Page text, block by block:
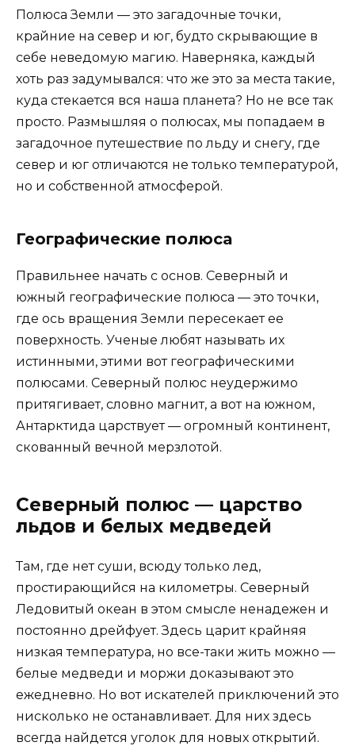
Полюса Земли — это загадочные точки,
крайние на север и юг, будто скрывающие в
себе неведомую магию. Наверняка, каждый
хоть раз задумывался: что же это за места такие,
куда стекается вся наша планета? Но не все так
просто. Размышляя о полюсах, мы попадаем в
загадочное путешествие по льду и снегу, где
север и юг отличаются не только температурой,
но и собственной атмосферой.
Географические полюса
Правильнее начать с основ. Северный и
южный географические полюса — это точки,
где ось вращения Земли пересекает ее
поверхность. Ученые любят называть их
истинными, этими вот географическими
полюсами. Северный полюс неудержимо
притягивает, словно магнит, а вот на южном,
Антарктида царствует — огромный континент,
скованный вечной мерзлотой.
Северный полюс — царство
льдов и белых медведей
Там, где нет суши, всюду только лед,
простирающийся на километры. Северный
Ледовитый океан в этом смысле ненадежен и
постоянно дрейфует. Здесь царит крайняя
низкая температура, но все-таки жить можно —
белые медведи и моржи доказывают это
ежедневно. Но вот искателей приключений это
нисколько не останавливает. Для них здесь
всегда найдется уголок для новых открытий.